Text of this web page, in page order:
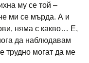
му се той –
ми се мърда. А и
няма с какво… Е,
да наблюдавам
трудно могат да ме